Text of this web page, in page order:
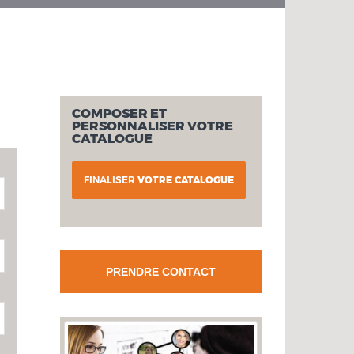
COMPOSER ET
PERSONNALISER VOTRE
CATALOGUE
FINALISER VOTRE CATALOGUE
PRENDRE CONTACT